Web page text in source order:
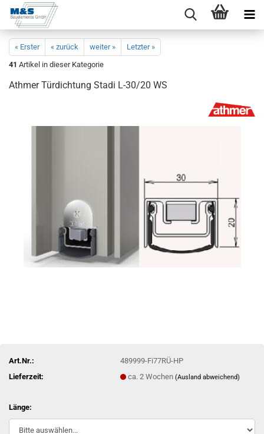
« Erster « zurück weiter »
Letzter »
41 Artikel in dieser Kategorie
Ath­mer Tür­dich­tung Stadi L-30/20 WS
Art.Nr.:
489999-Fi77RÜ-HP
Lieferzeit:
ca. 2 Wochen(Ausland abweichend)
Länge: